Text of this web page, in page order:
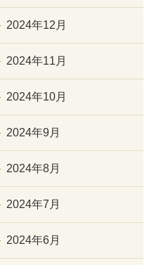
2024年12月
2024年11月
2024年10月
2024年9月
2024年8月
2024年7月
2024年6月